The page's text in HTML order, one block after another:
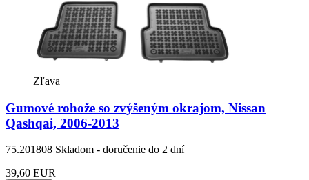
Zľava
Gumové rohože so zvýšeným okrajom, Nissan
Qashqai, 2006-2013
75.201808 Skladom - doručenie do 2 dní
39,60 EUR